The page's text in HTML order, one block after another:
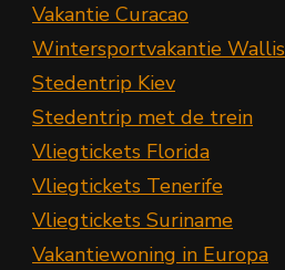
Vakantie Curacao
Wintersportvakantie Wallis
Stedentrip Kiev
Stedentrip met de trein
Vliegtickets Florida
Vliegtickets Tenerife
Vliegtickets Suriname
Vakantiewoning in Europa